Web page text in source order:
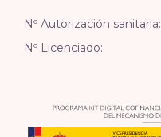
Nº Autorización sanitaria:
Nº Licenciado: